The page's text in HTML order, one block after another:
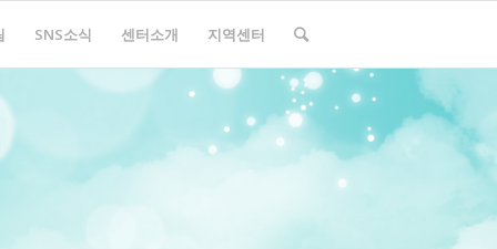
SNS소식 센터소개 지역센터